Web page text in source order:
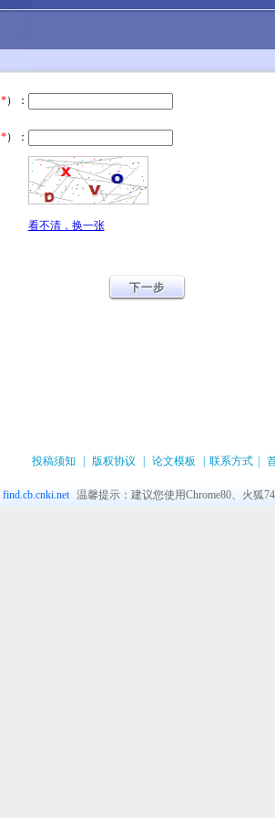
*）：
*）：
看不清，换一张
投稿须知 版权协议 论文模板 联系方式
find.cb.cnki.net 温馨提示：建议您使用Chrome80、火狐